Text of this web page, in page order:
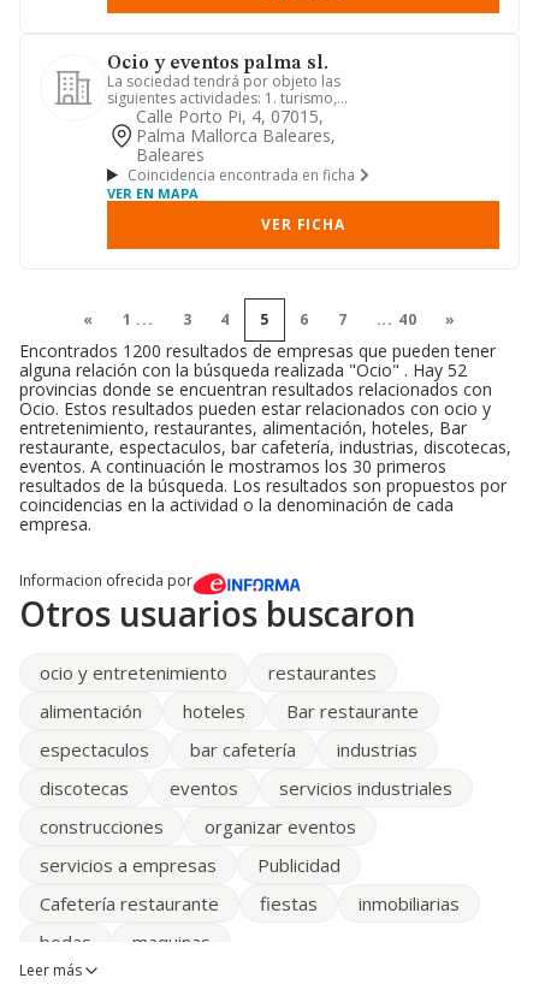
Ocio y eventos palma sl.
La sociedad tendrá por objeto las
siguientes actividades: 1. turismo,
hostelería y restauración. 2....
Calle Porto Pi, 4, 07015,
Palma Mallorca Baleares,
Baleares
Coincidencia encontrada en ficha
VER EN MAPA
VER FICHA
« 1 ... 3 4 5 6 7 ... 40 »
Encontrados 1200 resultados de empresas que pueden tener
alguna relación con la búsqueda realizada "Ocio" . Hay 52
provincias donde se encuentran resultados relacionados con
Ocio. Estos resultados pueden estar relacionados con ocio y
entretenimiento, restaurantes, alimentación, hoteles, Bar
restaurante, espectaculos, bar cafetería, industrias, discotecas,
eventos. A continuación le mostramos los 30 primeros
resultados de la búsqueda. Los resultados son propuestos por
coincidencias en la actividad o la denominación de cada
empresa.
Informacion ofrecida por
Otros usuarios buscaron
ocio y entretenimiento
restaurantes
alimentación
hoteles
Bar restaurante
espectaculos
bar cafetería
industrias
discotecas
eventos
servicios industriales
construcciones
organizar eventos
servicios a empresas
Publicidad
Cafetería restaurante
fiestas
inmobiliarias
bodas
maquinas
Leer más